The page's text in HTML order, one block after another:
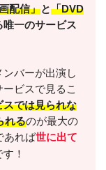
／／
配信」と「DVD
一のサービス
バーが出演し
ビスで見るこ
スでは見られな
れるのが最大の
あれば世に出て
！